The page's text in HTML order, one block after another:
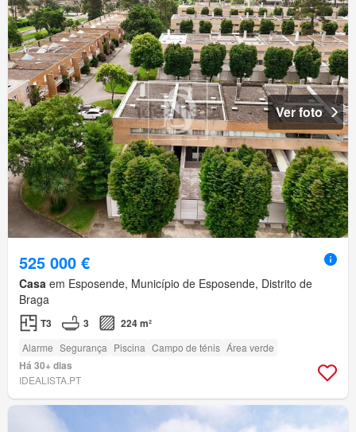
Ver foto
525 000 €
Casa em Esposende, Município de Esposende, Distrito de
Braga
T3 3 224 m²
Alarme Segurança Piscina Campo de ténis Área verde
Há 30+ dias
IDEALISTA.PT